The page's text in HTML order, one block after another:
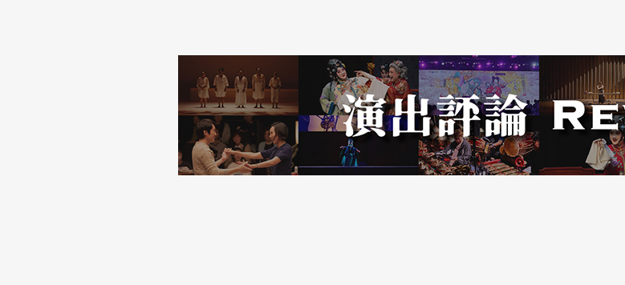
等创作，阿莫多瓦式的自嘲与机趣，轻快与热烈，将一飨影迷好奇之心。（周倩漪）